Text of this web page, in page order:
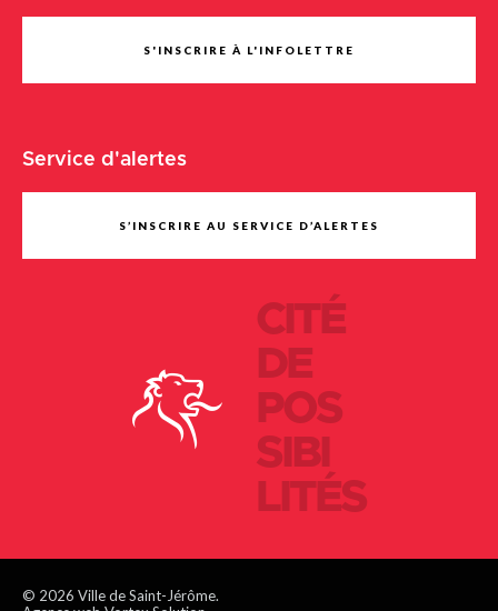
CITÉ
DE
POS
SIBI
LITÉS
S'INSCRIRE À L'INFOLETTRE
Service d'alertes
S’INSCRIRE AU SERVICE D’ALERTES
© 2026 Ville de Saint-Jérôme.